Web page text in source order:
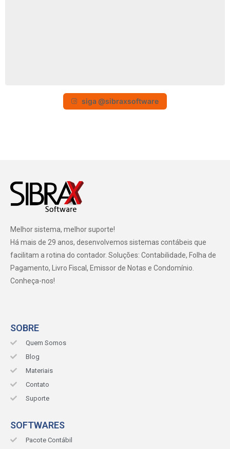
siga @sibraxsoftware
Melhor sistema, melhor suporte!
Há mais de 29 anos, desenvolvemos sistemas contábeis que
facilitam a rotina do contador. Soluções: Contabilidade, Folha de
Pagamento, Livro Fiscal, Emissor de Notas e Condomínio.
Conheça-nos!
SOBRE
Quem Somos
Blog
Materiais
Contato
Suporte
SOFTWARES
Pacote Contábil